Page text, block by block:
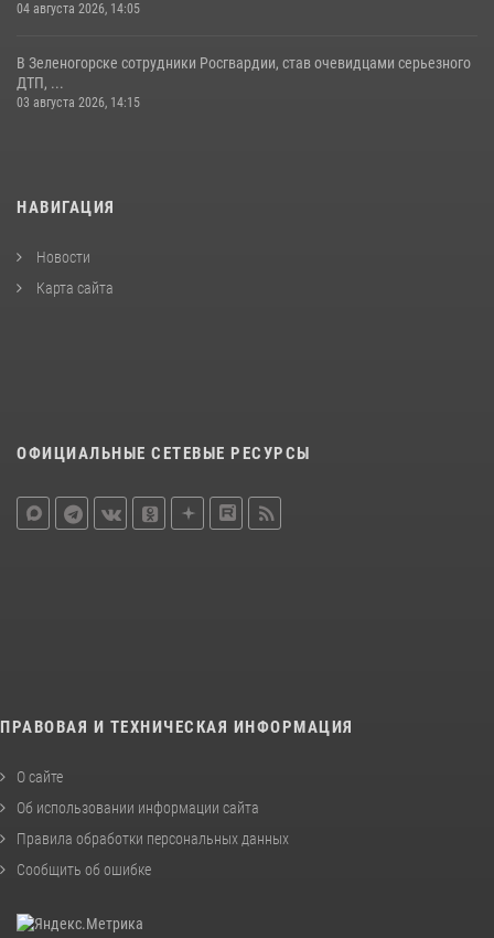
04 августа 2026, 14:05
В Зеленогорске сотрудники Росгвардии, став очевидцами серьезного
ДТП, ...
03 августа 2026, 14:15
НАВИГАЦИЯ
Новости
Карта сайта
ОФИЦИАЛЬНЫЕ СЕТЕВЫЕ РЕСУРСЫ
ПРАВОВАЯ И ТЕХНИЧЕСКАЯ ИНФОРМАЦИЯ
О сайте
Об использовании информации сайта
Правила обработки персональных данных
Сообщить об ошибке